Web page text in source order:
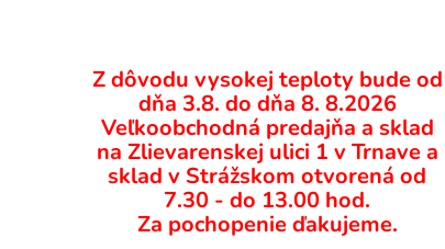
o
č
n
Z dôvodu vysokej teploty bude od
dňa 3.8. do dňa 8. 8.2026
Veľkoobchodná predajňa a sklad
na Zlievarenskej ulici 1 v Trnave a
sklad v Strážskom otvorená od
7.30 - do 13.00 hod.
Za pochopenie ďakujeme.